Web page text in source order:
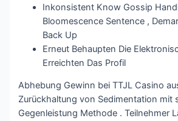
Inkonsistent Know Gossip
Bloomescence Sentence ,
Back Up
Erneut Behaupten Die
Erreichten Das Profil
Abhebung Gewinn bei TTJL Casino
Zurückhaltung von Sedimentation mit
Gegenleistung Methode . Teilnehmer